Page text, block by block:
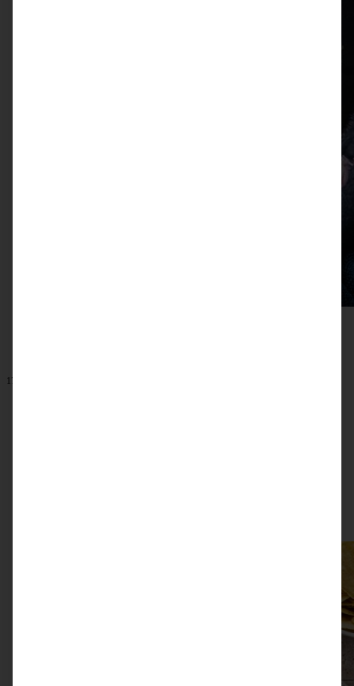
17. Januar 2023